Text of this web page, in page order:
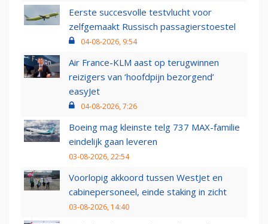
Eerste succesvolle testvlucht voor
zelfgemaakt Russisch passagierstoestel
04-08-2026, 9:54
Air France-KLM aast op terugwinnen
reizigers van ‘hoofdpijn bezorgend’
easyJet
04-08-2026, 7:26
Boeing mag kleinste telg 737 MAX-familie
eindelijk gaan leveren
03-08-2026, 22:54
Voorlopig akkoord tussen WestJet en
cabinepersoneel, einde staking in zicht
03-08-2026, 14:40